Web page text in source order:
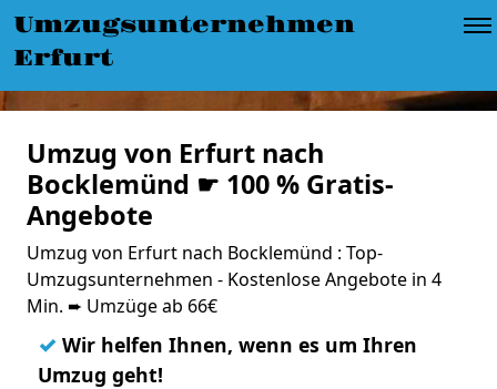
Umzugsunternehmen
Erfurt
Umzug von Erfurt nach
Bocklemünd ☛ 100 % Gratis-
Angebote
Umzug von Erfurt nach Bocklemünd : Top-
Umzugsunternehmen - Kostenlose Angebote in 4
Min. ➨ Umzüge ab 66€
✓ Wir helfen Ihnen, wenn es um Ihren
Umzug geht!